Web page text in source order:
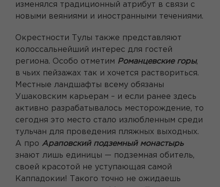
изменялся традиционный атрибут в связи с
новыми веяниями и иностранными течениями.
Окрестности Тулы также представляют
колоссальнейший интерес для гостей
региона. Особо отметим Романцевские горы,
в чьих пейзажах так и хочется раствориться.
Местные ландшафты всему обязаны
Ушаковским карьерам – и если ранее здесь
активно разрабатывалось месторождение, то
сегодня это место стало излюбленным среди
тульчан для проведения пляжных выходных.
А про Араповский подземный монастырь
знают лишь единицы — подземная обитель,
своей красотой не уступающая самой
Каппадокии! Такого точно не ожидаешь